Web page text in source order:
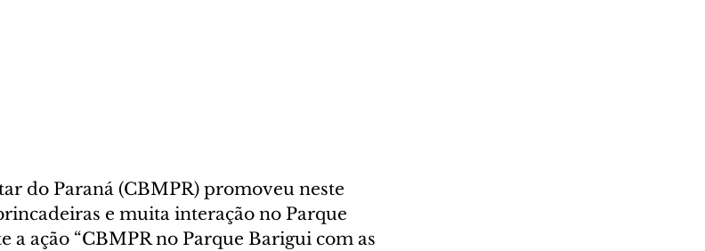
do Paraná (CBMPR) promoveu neste
e muita interação no Parque
ação “CBMPR no Parque Barigui com as